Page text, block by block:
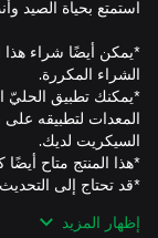
*يمكن أيضًا شراء
*يمكنك تطبيق الحليّ
المعدات لتطبيقه
*قد تحتاج إلى
إظهار المزيد